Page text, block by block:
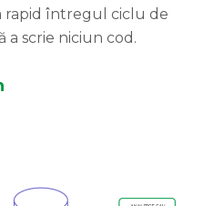
rapid întregul ciclu de
a scrie niciun cod.